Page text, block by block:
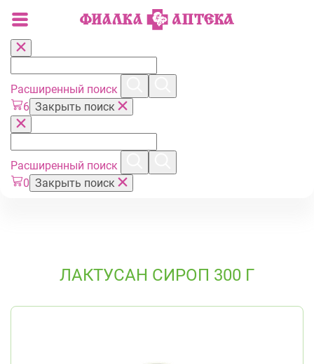
Расширенный поиск
6 Закрыть поиск
Расширенный поиск
0 Закрыть поиск
ЛАКТУСАН СИРОП 300 Г